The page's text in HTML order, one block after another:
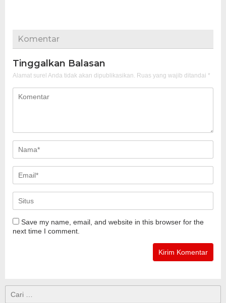
Komentar
Tinggalkan Balasan
Alamat surel Anda tidak akan dipublikasikan. Ruas yang wajib ditandai *
Save my name, email, and website in this browser for the
next time I comment.
untuk: